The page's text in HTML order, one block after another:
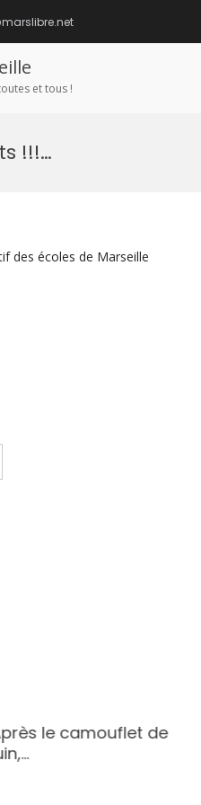
et tous !
!!!…
des écoles de Marseille
le camouflet de